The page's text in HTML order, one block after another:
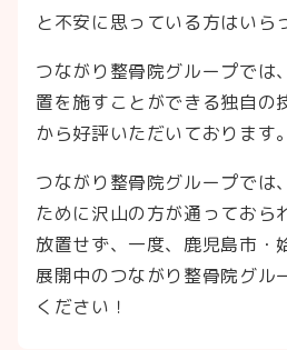
と不安に思っている方はいら
つながり整骨院グループでは
置を施すことができる独自の
から好評いただいております。
つながり整骨院グループでは
ために沢山の方が通っておら
放置せず、一度、鹿児島市・
展開中のつながり整骨院グル
ください！